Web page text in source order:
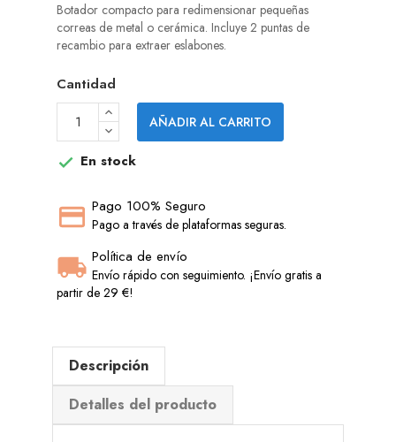
Botador compacto para redimensionar pequeñas
correas de metal o cerámica. Incluye 2 puntas de
recambio para extraer eslabones.
Cantidad
AÑADIR AL CARRITO
 En stock
Pago 100% Seguro
Pago a través de plataformas seguras.
Política de envío
Envío rápido con seguimiento. ¡Envío gratis a
partir de 29 €!
Descripción
Detalles del producto